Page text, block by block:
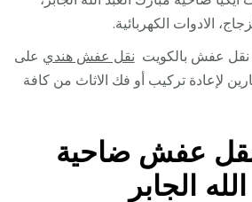
الادوات الكهربائية.
عفش بالكويت نقل عفش هندي على
لإعادة تركيب أو فك الاثاث من كافة
عفش ضاحية
الجابر